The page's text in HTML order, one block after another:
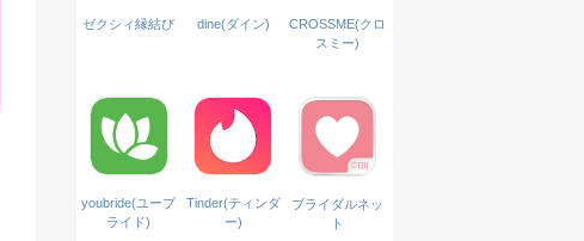
ゼクシィ縁結び dine(ダイン)
CROSSME(クロ
スミー)
youbride(ユーブ
ライド)
Tinder(ティンダ
ー)
ブライダルネッ
ト